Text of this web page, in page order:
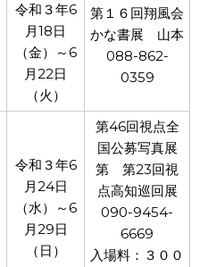
令和３年6
月18日
（金）～6
月22日
（火）
第１６回翔風会
かな書展 山本
088-862-
0359
令和３年6
月24日
（水）～6
月29日
（日）
第46回視点全
国公募写真展
第 第23回視
点高知巡回展
090-9454-
6669
入場料：３００